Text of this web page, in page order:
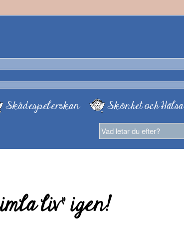
Skådespelerskan Skönhet och Hälsa
liv” igen!